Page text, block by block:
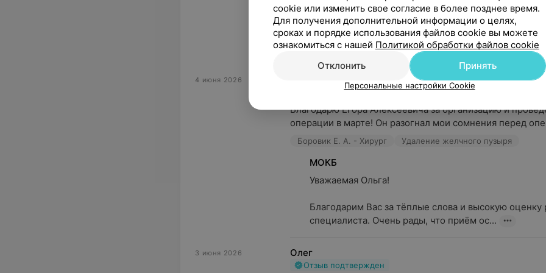
Заведующий которы срочную операцию поставил в
на 10 день после травмы подростку, после операции
Дерман С. И. - Травматолог • Ортопед • Детский ортопед
Травматология и ортопедия
4 июня 2026
Отзыв подтвержден
Благодарю Егора Алексеевича за организацию и
операции в марте! Он разогнал мои сомнения перед
Боровик Е. А. - Хирург Удаление желчного пузыря
МОКБ
Уважаемая Ольга!
Благодарим Вас за тёплые слова и высокую оценку
специалиста. Очень рады, что приём ос...
3 июня 2026 Олег
Отзыв подтвержден
cookie или изменить свое согласие в более позднее время.
Для получения дополнительной информации о целях,
сроках и порядке использования файлов cookie вы можете
ознакомиться с нашей Политикой обработки файлов cookie
Отклонить
Принять
Персональные настройки Cookie